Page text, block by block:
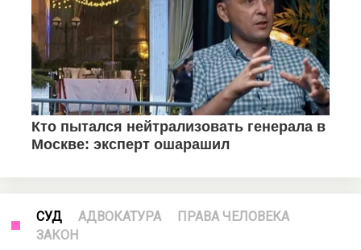
СУД АДВОКАТУРА
ПРАВА ЧЕЛОВЕКА
ЗАКОН